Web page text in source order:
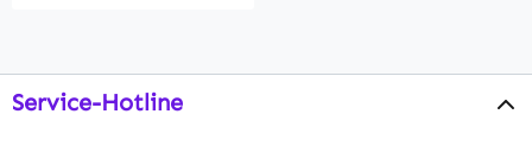
Service-Hotline